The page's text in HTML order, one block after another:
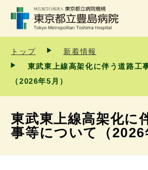
トップ
新着情報
東武東上線高架化に伴う道路工
（2026年5月）
東武東上線高架化に
事等について（2026